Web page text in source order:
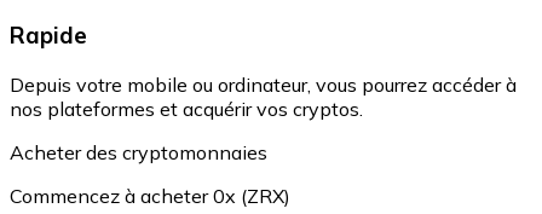
Rapide
Depuis votre mobile ou ordinateur, vous pourrez accéder à
nos plateformes et acquérir vos cryptos.
Acheter des cryptomonnaies
Commencez à acheter 0x (ZRX)